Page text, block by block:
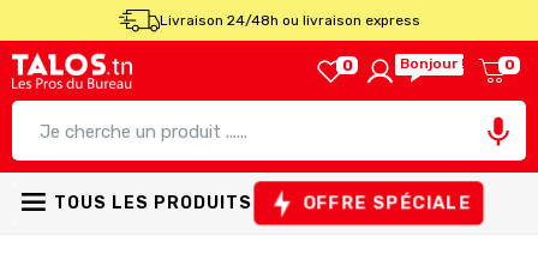
Livraison 24/48h ou livraison express
0 Bonjour ! 0

TOUS LES PRODUITS OFFRE SPÉCIALE